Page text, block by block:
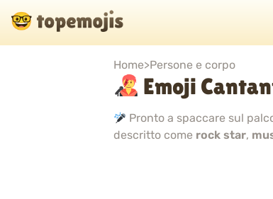
Home>Persone e corpo
Emoji
Pronto a spaccare sul
descritto come rock star,